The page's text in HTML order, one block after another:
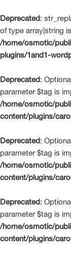
Deprecated:
of type array|string
/home/osmotic/
plugins/1and1-
Deprecated:
parameter $tag is
/home/osmotic/
content/plugins/
Deprecated:
parameter $tag is
/home/osmotic/
content/plugins/
Deprecated:
parameter $tag is
/home/osmotic/
content/plugins/